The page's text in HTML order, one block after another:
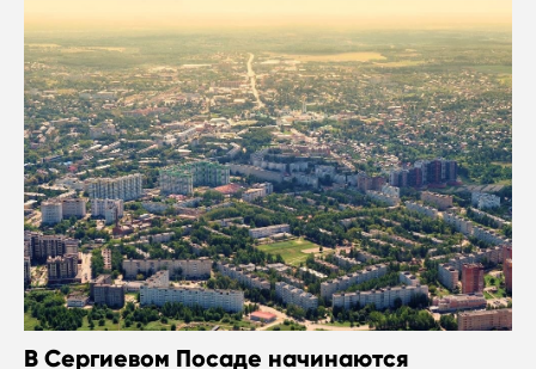
В Сергиевом Посаде начинаются